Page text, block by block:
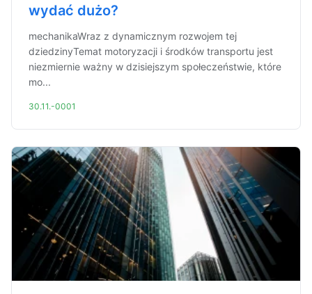
wydać dużo?
mechanikaWraz z dynamicznym rozwojem tej
dziedzinyTemat motoryzacji i środków transportu jest
niezmiernie ważny w dzisiejszym społeczeństwie, które
mo...
30.11.-0001